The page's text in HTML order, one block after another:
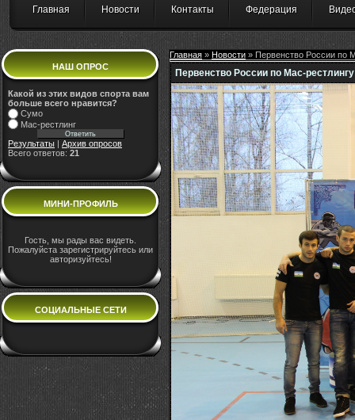
Главная Новости Контакты Федерация
НАШ ОПРОС
Какой из этих видов спорта вам
больше всего нравится?
Сумо
Мас-рестлинг
Результаты
Архив опросов
Всего ответов: 21
МИНИ-ПРОФИЛЬ
Гость, мы рады вас видеть.
Пожалуйста зарегистрируйтесь или
авторизуйтесь!
СОЦИАЛЬНЫЕ СЕТИ
Главная » Новости » Первенство России по
Первенство России по Мас-